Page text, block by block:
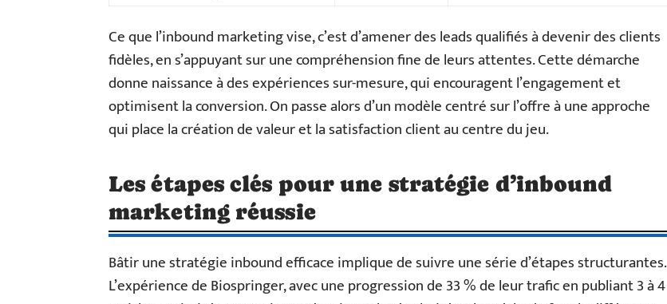
Ce que l’inbound marketing vise, c’est d’amener des leads qualifiés à devenir des clients
fidèles, en s’appuyant sur une compréhension fine de leurs attentes. Cette démarche
donne naissance à des expériences sur-mesure, qui encouragent l’engagement et
optimisent la conversion. On passe alors d’un modèle centré sur l’offre à une approche
qui place la création de valeur et la satisfaction client au centre du jeu.
Les étapes clés pour une stratégie d’inbound
marketing réussie
Bâtir une stratégie inbound efficace implique de suivre une série d’étapes structurantes.
L’expérience de Biospringer, avec une progression de 33 % de leur trafic en publiant 3 à 4